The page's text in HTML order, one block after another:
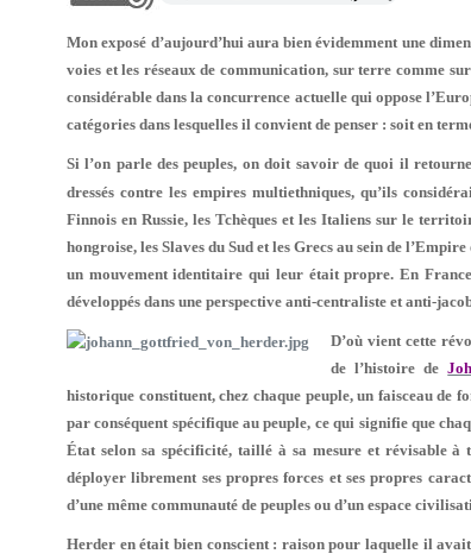
Mon exposé d’aujourd’hui aura bien évidemment une
voies et les réseaux de communication, sur terre comme
considérable dans la concurrence ac­tuelle qui oppose
catégories dans lesquelles il convient de penser : soit en
Si l’on parle des peuples, on doit savoir de quoi il
dressés contre les empires multiethniques, qu’ils
Finnois en Russie, les Tchèques et les Ita­liens sur le
hongroi­se, les Slaves du Sud et les Grecs au sein de
un mouvement identitaire qui leur était propre. En
développés dans une perspective anti-centra­liste et anti-
D’où vient cette
de l’his­toire de
historique consti­tuent, chez chaque peuple, un faisceau de
par conséquent spécifique au peuple, ce qui signifie que
État selon sa spécificité, taillé à sa mesure et ré­visable à
déployer librement ses propres forces et ses propres
d’une même communauté de peuples ou d’un espace
Herder en était bien conscient : raison pour laquelle il avait